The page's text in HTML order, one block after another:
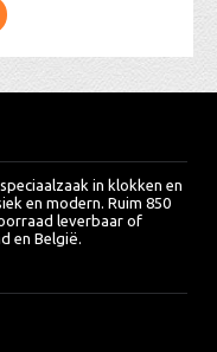
in klokken en
en modern. Ruim 850
leverbaar of
en België.